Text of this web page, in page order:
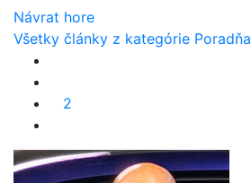
Návrat hore
Všetky články z kategórie Poradňa
2